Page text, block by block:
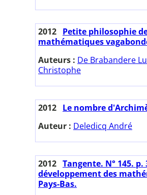
2012 Petite philosophie
mathématiques
Auteurs : De Brabandere
Christophe
2012 Le nombre
Auteur : Deledicq André
2012 Tangente. N° 145. p.
développement des
Pays-Bas.